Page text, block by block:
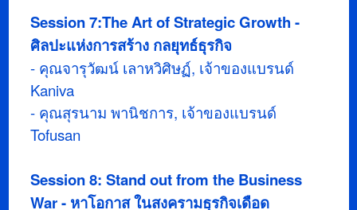
Session 7:The Art of Strategic Growth -
ศิลปะแห่งการสร้าง กลยุทธ์ธุรกิจ
- คุณจารุวัฒน์ เลาหวิศิษฏ์, เจ้าของแบรนด์
Kaniva
- คุณสุรนาม พานิชการ, เจ้าของแบรนด์
Tofusan
Session 8: Stand out from the Business
War - หาโอกาส ในสงครามธุรกิจเดือด